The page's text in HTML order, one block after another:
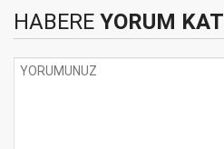
HABERE YORUM KAT